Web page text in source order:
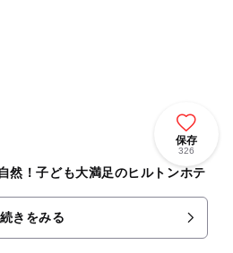
保存
326
然！子ども大満足のヒルトンホテ
続きをみる